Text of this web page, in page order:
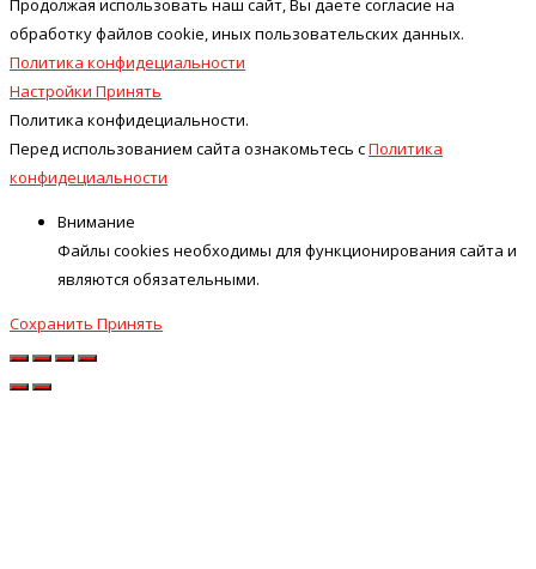
Продолжая использовать наш cайт, Вы даете согласие на
обработку файлов cookie, иных пользовательских данных.
Политика конфидециальности
Настройки Принять
Политика конфидециальности.
Перед использованием сайта ознакомьтесь сПолитика
конфидециальности
Внимание
Файлы cookies необходимы для функционирования сайта и
являются обязательными.
Сохранить Принять